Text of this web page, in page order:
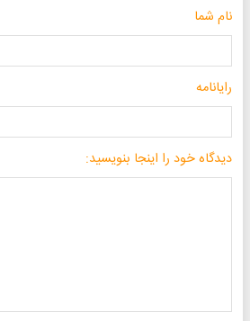
نام شما
رایانامه
دیدگاه خود را اینجا بنویسید: